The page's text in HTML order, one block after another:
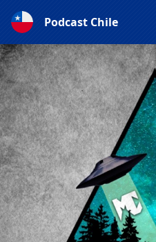
Podcast Chile